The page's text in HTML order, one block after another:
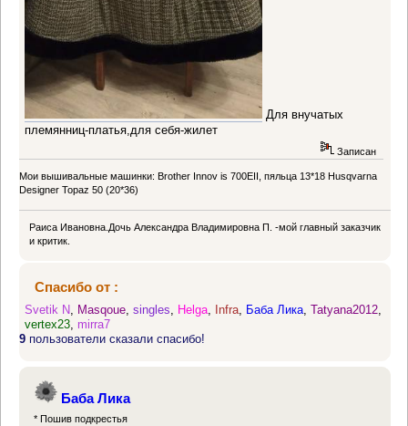
Для внучатых
племянниц-платья,для себя-жилет
Записан
Мои вышивальные машинки: Brother Innov is 700EII, пяльца 13*18 Husqvarna
Designer Topaz 50 (20*36)
Раиса Ивановна.Дочь Александра Владимировна П. -мой главный заказчик
и критик.
Спасибо от :
Svetik N, Masqoue,singles, Helga, Infra, Баба Лика,Tatyana2012,
vertex23, mirra7
9 пользователи сказали спасибо!
Баба Лика
* Пошив подкрестья